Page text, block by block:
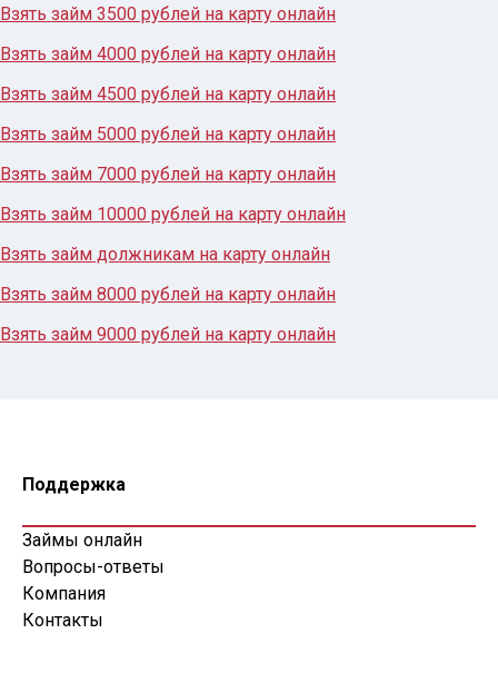
Взять займ 3500 рублей на карту онлайн
Взять займ 4000 рублей на карту онлайн
Взять займ 4500 рублей на карту онлайн
Взять займ 5000 рублей на карту онлайн
Взять займ 7000 рублей на карту онлайн
Взять займ 10000 рублей на карту онлайн
Взять займ должникам на карту онлайн
Взять займ 8000 рублей на карту онлайн
Взять займ 9000 рублей на карту онлайн
Поддержка
Займы онлайн
Вопросы-ответы
Компания
Контакты